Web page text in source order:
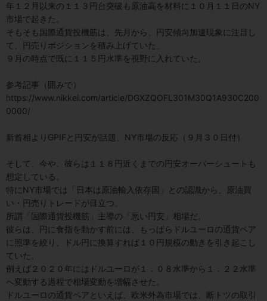
年１２月以来の１１３円台突破も原油高を材料に１０月１１日のNY
市場で起きた。
そもそも国際通貨投機筋は、先月から、円安傾向加速現象に注目し
て、円売りポジションを積み上げていた。
９月の時点で既に１１５円水準を視野に入れていた。
参考記事（囲みで）
https://www.nikkei.com/article/DGXZQOFL301M30Q1A930C200
0000/
新首相よりGPIFと円安が話題、NY市場の反応（９月３０日付）
そして、今や、彼らは１１８円近くまでの円安オーバーシュートも
想定している。
特にNY市場では「日本は原油輸入依存国」との認識から、原油買
い・円売りトレードが目立つ。
所謂「国際通貨投機筋」主導の「悪い円安」相場だ。
彼らは、円に食指を動かす前には、もっぱらドルユーロの通貨ペア
に照準を絞り、ドル円に換算すれば１０円規模の動きを引き起こし
ていた。
例えば２０２０年にはドルユーロが１．０８水準から１．２２水準
へ変動する過程で相場変動を増幅させた。
ドルユーロの通貨ペアといえば、欧米外為市場では、断トツの取引